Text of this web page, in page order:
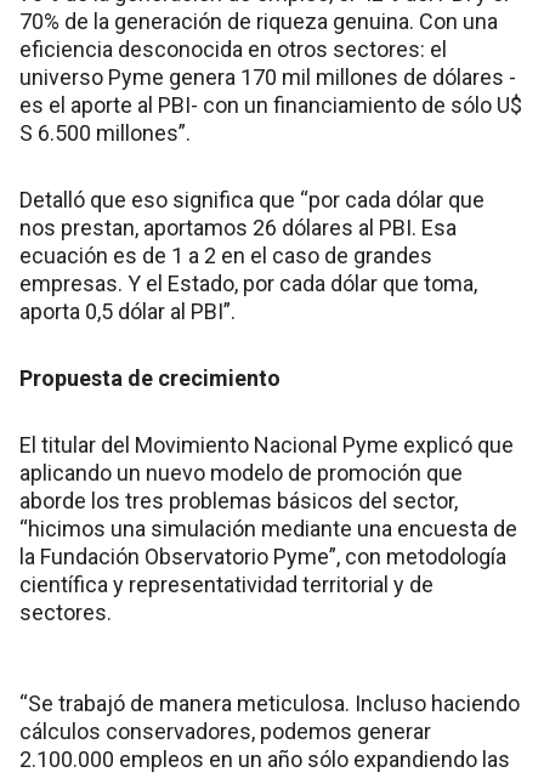
70% de la generación de riqueza genuina. Con una
eficiencia desconocida en otros sectores: el
universo Pyme genera 170 mil millones de dólares -
es el aporte al PBI- con un financiamiento de sólo U$
S 6.500 millones”.
Detalló que eso significa que “por cada dólar que
nos prestan, aportamos 26 dólares al PBI. Esa
ecuación es de 1 a 2 en el caso de grandes
empresas. Y el Estado, por cada dólar que toma,
aporta 0,5 dólar al PBI”.
Propuesta de crecimiento
El titular del Movimiento Nacional Pyme explicó que
aplicando un nuevo modelo de promoción que
aborde los tres problemas básicos del sector,
“hicimos una simulación mediante una encuesta de
la Fundación Observatorio Pyme”, con metodología
científica y representatividad territorial y de
sectores.
“Se trabajó de manera meticulosa. Incluso haciendo
cálculos conservadores, podemos generar
2.100.000 empleos en un año sólo expandiendo las